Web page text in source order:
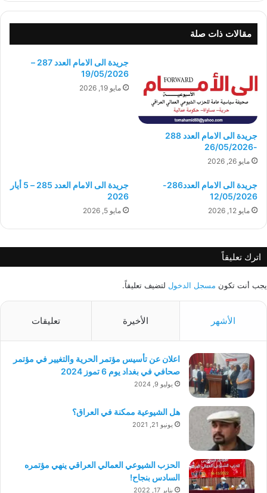
مقالات ذات صلة
جريدة الى الامام العدد 288
-26/05/2026
مايو 26, 2026
جريدة الى الامام العدد 287 –
19/05/2026
مايو 19, 2026
جريدة الى الامام العدد286-
12/05/2026
مايو 12, 2026
جريدة الى الامام العدد 285 – 5 أيار
2026
مايو 5, 2026
اترك تعليقاً
يجب أنت تكون مسجل الدخول لتضيف تعليقاً.
الأشهر الأخيرة تعليقات
اعلان عن تأسيس مؤتمر الحرية والتغيير في مؤتمر
صحافي في بغداد يوم 6 تموز 2024
يوليو 9, 2024
هل الشيوعية ممكنة في العراق؟
يونيو 21, 2021
الحزب الشيوعي العمالي العراقي ينهي مؤتمره
السادس بنجاح!
يناير 17, 2022